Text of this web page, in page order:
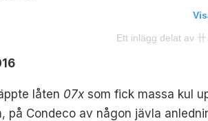
Ett inlägg delat av
låten 07x som fick massa kul
på Condeco av någon jävla